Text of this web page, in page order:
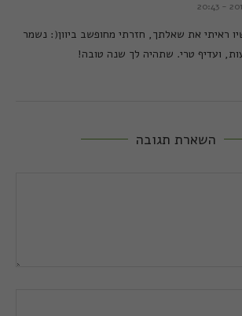
ראיתי את שאלתך, חזרתי מחופשב ביוון(: נשמר
ועדיף טרי. שתהיה לך שנה טובה!
השארת תגובה